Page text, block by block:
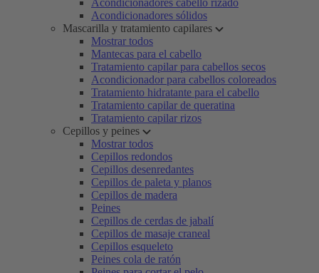
Acondicionadores cabello rizado
Acondicionadores sólidos
Mascarilla y tratamiento capilares
Mostrar todos
Mantecas para el cabello
Tratamiento capilar para cabellos secos
Acondicionador para cabellos coloreados
Tratamiento hidratante para el cabello
Tratamiento capilar de queratina
Tratamiento capilar rizos
Cepillos y peines
Mostrar todos
Cepillos redondos
Cepillos desenredantes
Cepillos de paleta y planos
Cepillos de madera
Peines
Cepillos de cerdas de jabalí
Cepillos de masaje craneal
Cepillos esqueleto
Peines cola de ratón